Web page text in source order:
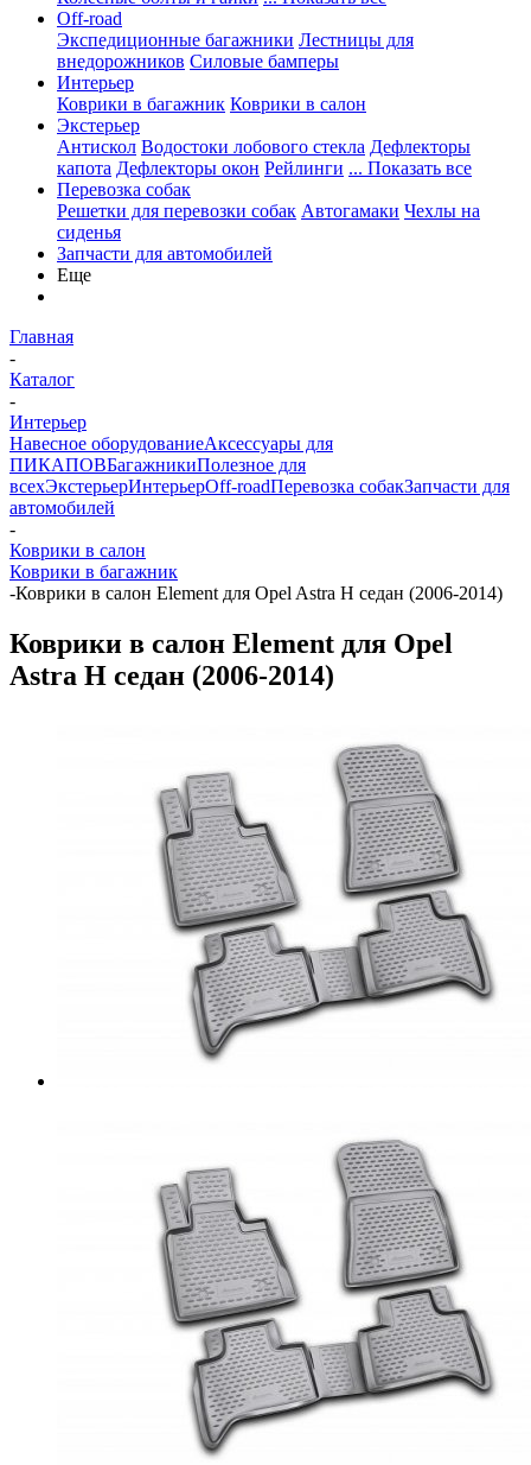
Off-road
Экспедиционные багажники Лестницы для
внедорожников Силовые бамперы
Интерьер
Коврики в багажник Коврики в салон
Экстерьер
Антискол Водостоки лобового стекла Дефлекторы
капота Дефлекторы окон Рейлинги ... Показать все
Перевозка собак
Решетки для перевозки собак Автогамаки Чехлы на
сиденья
Запчасти для автомобилей
Еще
Главная
-
Каталог
-
Интерьер
Навесное оборудованиеАксессуары для
ПИКАПОВБагажникиПолезное для
всехЭкстерьерИнтерьерOff-roadПеревозка собакЗапчасти для
автомобилей
-
Коврики в салон
Коврики в багажник
-Коврики в салон Element для Opel Astra H седан (2006-2014)
Коврики в салон Element для Opel
Astra H седан (2006-2014)